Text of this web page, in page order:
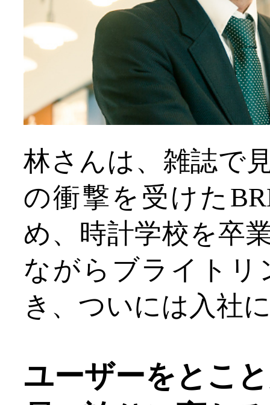
林さんは、雑誌で
の衝撃を受けた
め、時計学校を卒
ながらブライトリ
き、ついには入社
ユーザーをとこ